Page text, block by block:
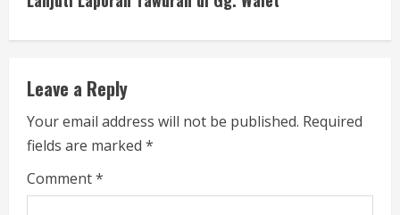
n
u
e
R
e
Leave a Reply
Your email address will not be published. Required
fields are marked *
Comment*